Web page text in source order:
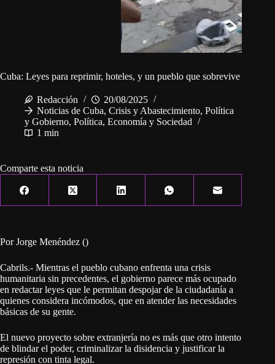
Cuba: Leyes para reprimir, hoteles, y un pueblo que sobrevive
Redacción
20/08/2025
Noticias de Cuba, Crisis y Abastecimiento, Política
y Gobierno, Política, Economía y Sociedad
1 min
Comparte esta noticia
Por Jorge Menéndez ()
Cabrils.- Mientras el pueblo cubano enfrenta una crisis
humanitaria sin precedentes, el gobierno parece más ocupado
en redactar leyes que le permitan despojar de la ciudadanía a
quienes considera incómodos, que en atender las necesidades
básicas de su gente.
El nuevo proyecto sobre extranjería no es más que otro intento
de blindar el poder, criminalizar la disidencia y justificar la
represión con tinta legal.